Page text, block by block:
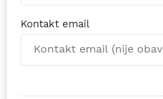
Kontakt email